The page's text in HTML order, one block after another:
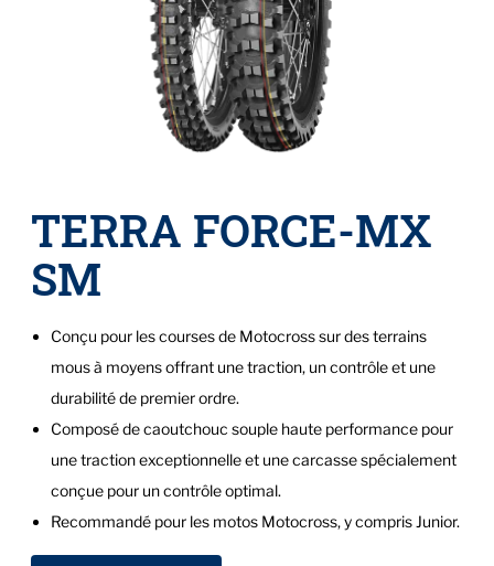
TERRA FORCE-MX
SM
Conçu pour les courses de Motocross sur des terrains
mous à moyens offrant une traction, un contrôle et une
durabilité de premier ordre.
Composé de caoutchouc souple haute performance pour
une traction exceptionnelle et une carcasse spécialement
conçue pour un contrôle optimal.
Recommandé pour les motos Motocross, y compris Junior.